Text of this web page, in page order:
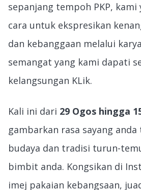
sepanjang tempoh PKP, kami
cara untuk ekspresikan
dan kebanggaan melalui
semangat yang kami dapati
kelangsungan KLik.
Kali ini dari 29 Ogos hingga
gambarkan rasa sayang
budaya dan tradisi turun-
bimbit anda. Kongsikan di
imej pakaian kebangsaan,